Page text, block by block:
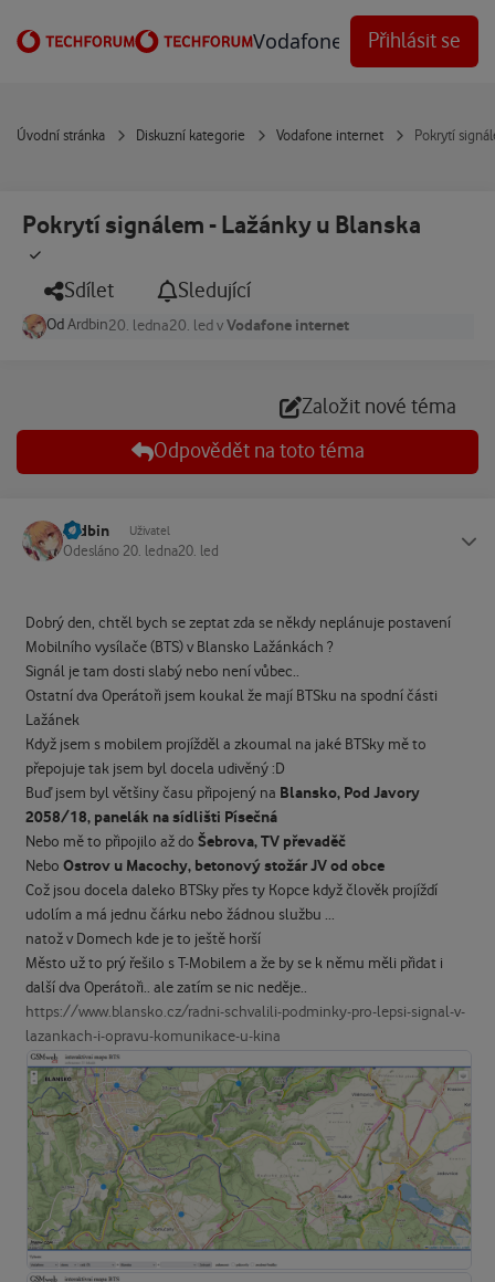
Vodafone Techforum
Přihlásit se
Úvodní stránka Diskuzní kategorie Vodafone internet Pokrytí
Pokrytí signálem - Lažánky u Blanska
Sdílet Sledující
OdArdbin20. ledna20. ledvVodafone internet
Založit nové téma
Odpovědět na toto téma
Ardbin Uživatel
Odesláno 20. ledna20. led
Dobrý den, chtěl bych se zeptat zda se někdy neplánuje postavení
Mobilního vysílače (BTS) v Blansko Lažánkách ?
Signál je tam dosti slabý nebo není vůbec..
Ostatní dva Operátoři jsem koukal že mají BTSku na spodní části
Lažánek
Když jsem s mobilem projížděl a zkoumal na jaké BTSky mě to
přepojuje tak jsem byl docela udivěný :D
Buď jsem byl většiny času připojený na Blansko, Pod Javory
2058/18, panelák na sídlišti Písečná
Nebo mě to připojilo až do Šebrova, TV převaděč
Nebo Ostrov u Macochy, betonový stožár JV od obce
Což jsou docela daleko BTSky přes ty Kopce když člověk projíždí
udolím a má jednu čárku nebo žádnou službu ...
natož v Domech kde je to ještě horší
Město už to prý řešilo s T-Mobilem a že by se k němu měli přidat i
další dva Operátoři.. ale zatím se nic neděje..
https://www.blansko.cz/radni-schvalili-podminky-pro-lepsi-signal-v-
lazankach-i-opravu-komunikace-u-kina